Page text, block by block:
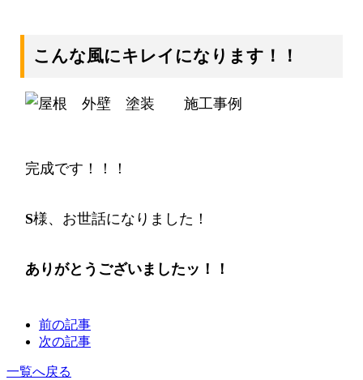
こんな風にキレイになります！！
完成です！！！
S様、お世話になりました！
ありがとうございましたッ！！
前の記事
次の記事
一覧へ戻る